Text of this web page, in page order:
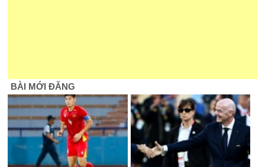
BÀI MỚI ĐĂNG